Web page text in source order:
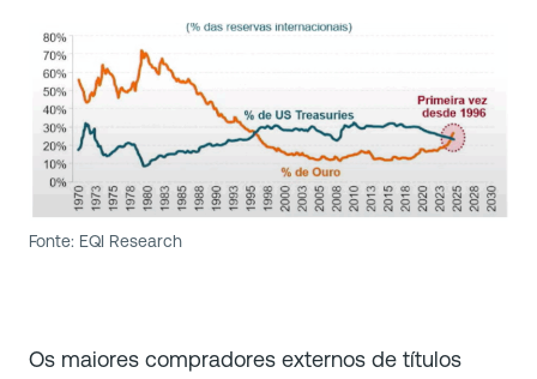
Fonte: EQI Research
Os maiores compradores externos de títulos